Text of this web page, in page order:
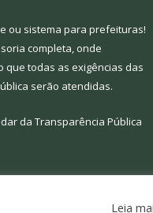
ou sistema para prefeituras!
completa, onde
que todas as exigências das
serão atendidas.
da Transparência Pública
Acessar Webmail
Leia